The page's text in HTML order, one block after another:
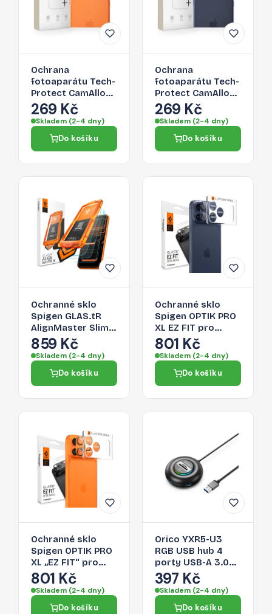
Ochrana
fotoaparátu Tech-
Protect CamAlloy
Fit+ pro iPhone 17
Pro – Cosmic
Orange
269 Kč
Skladem (2-4 dny)
Do košíku
Ochrana
fotoaparátu Tech-
Protect CamAlloy
Fit+ pro iPhone 17
Pro – Deep Blue
269 Kč
Skladem (2-4 dny)
Do košíku
Ochranné sklo
Spigen GLAS.tR
AlignMaster Slim
3-Pack pro iPhone
17 Pro -
transparentní
859 Kč
Skladem (2-4 dny)
Do košíku
Ochranné sklo
Spigen OPTIK PRO
XL EZ FIT pro
iPhone 17 Pro -
navy blue
801 Kč
Skladem (2-4 dny)
Do košíku
Ochranné sklo
Spigen OPTIK PRO
XL „EZ FIT“ pro
iPhone 17 Pro -
oranžové
801 Kč
Skladem (2-4 dny)
Do košíku
Orico YXR5-U3
RGB USB hub 4
porty USB-A 3.0
se čtečkou SD a
microSD karet 0,3
m – černý
397 Kč
Skladem (2-4 dny)
Do košíku